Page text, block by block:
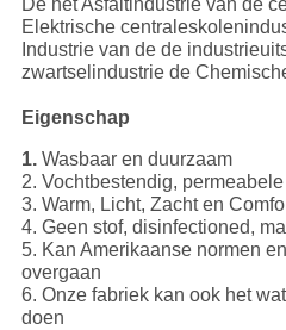
De het Asfaltindustrie van de
Elektrische
Industrie van de de
zwartselindustrie de
Eigenschap
1. Wasbaar en duurzaam
2. Vochtbestendig,
3. Warm, Licht, Zacht en
4. Geen stof, disinfectioned,
5. Kan Amerikaanse normen
overgaan
6. Onze fabriek kan ook het
doen